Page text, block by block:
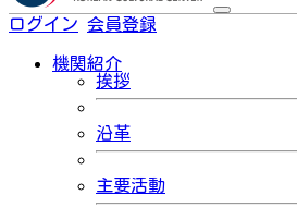
ログイン 会員登録
機関紹介
挨拶
沿革
主要活動